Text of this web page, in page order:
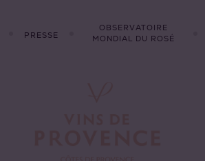
PRESSE
OBSERVATOIRE
MONDIAL DU ROSÉ